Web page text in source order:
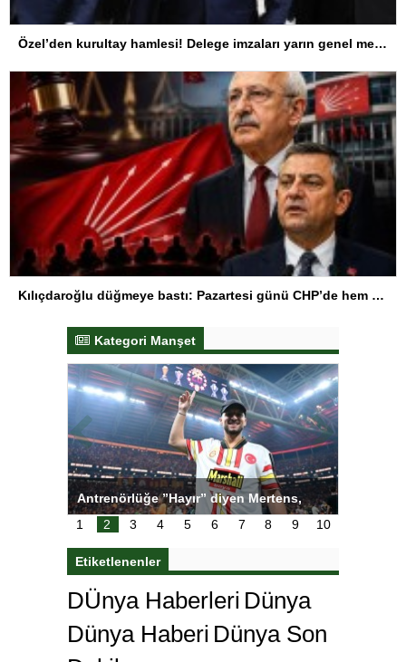
Özel’den kurultay hamlesi! Delege imzaları yarın genel merkeze teslim edilecek
Kılıçdaroğlu düğmeye bastı: Pazartesi günü CHP’de hem atama hem de görevden alma operasyonu başlıyor
Kategori Manşet
Antrenörlüğe ”Hayır” diyen Mertens,
Galatasaray’dan bakın ne istedi
1
2 3 4 5 6 7 8 9 10
Etiketlenenler
DÜnya Haberleri Dünya
Dünya Haberi Dünya Son